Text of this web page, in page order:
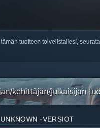
tuotteen toivelistallesi,
kehittäjän/julkaisijan
-VERSIOT